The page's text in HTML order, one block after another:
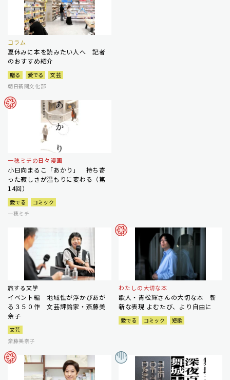
コラム
夏休みに本を読みたい人へ 記者
のおすすめ紹介
贈る 愛でる
文芸
朝日新聞文化部
一穂ミチの日々漫画
小日向まるこ「あかり」 持ち寄
った寂しさが温もりに変わる（第
14回）
愛でる
コミック
一穂ミチ
旅する文学
イベント編 地域性が浮かびあが
る３５０作 文芸評論家・斎藤美
奈子
文芸
斎藤美奈子
わたしの大切な本
歌人・青松輝さんの大切な本 斬
新な表現 よむたび、より自由に
愛でる コミック 短歌